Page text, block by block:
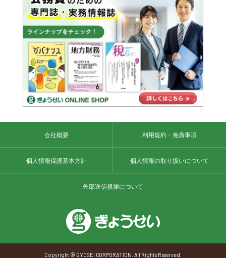
会社概要 利用規約・免責事項
個人情報保護基本方針 個人情報の取り扱いについて
外部送信規律について
Copyright © GYOSEI CORPORATION. All Rights Reserved.